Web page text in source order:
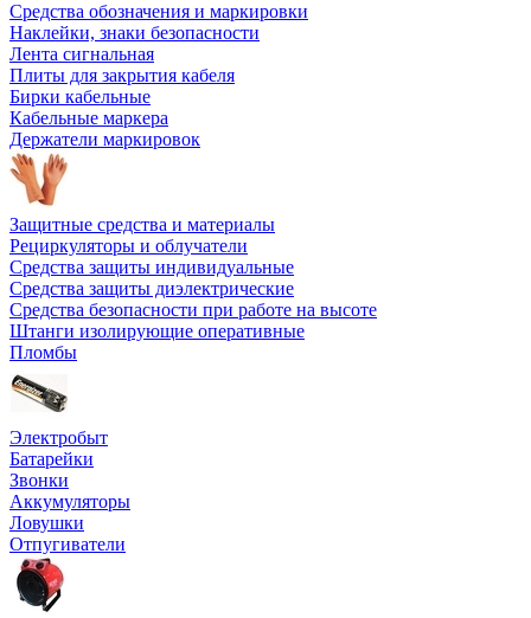
Средства обозначения и маркировки
Наклейки, знаки безопасности
Лента сигнальная
Плиты для закрытия кабеля
Бирки кабельные
Кабельные маркера
Держатели маркировок
Защитные средства и материалы
Рециркуляторы и облучатели
Средства защиты индивидуальные
Средства защиты диэлектрические
Средства безопасности при работе на высоте
Штанги изолирующие оперативные
Пломбы
Электробыт
Батарейки
Звонки
Аккумуляторы
Ловушки
Отпугиватели